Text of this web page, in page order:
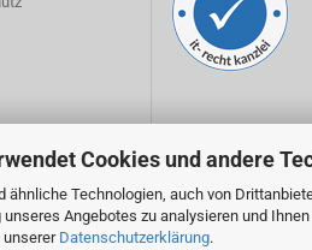
Cookies und andere
ähnliche Technologien, auch von
Angebotes zu analysieren und
unsererDatenschutzerklärung.